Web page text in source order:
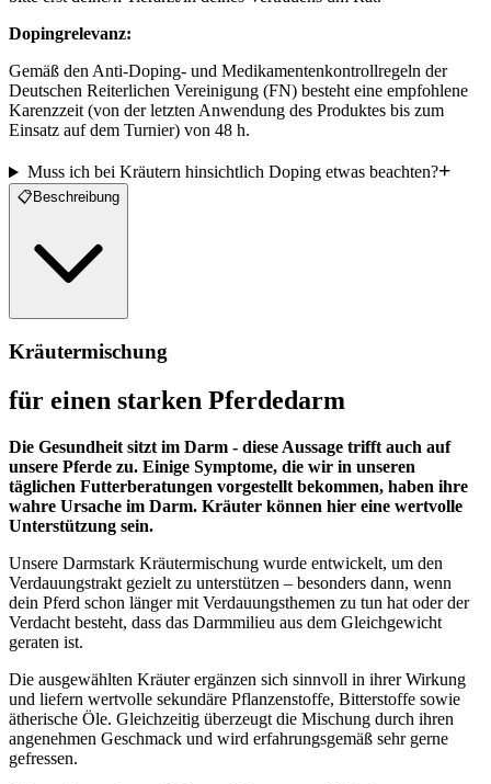
Dopingrelevanz:
Gemäß den Anti-Doping- und Medikamentenkontrollregeln der
Deutschen Reiterlichen Vereinigung (FN) besteht eine empfohlene
Karenzzeit (von der letzten Anwendung des Produktes bis zum
Einsatz auf dem Turnier) von 48 h.
Muss ich bei Kräutern hinsichtlich Doping etwas beachten?
📋 Beschreibung
Kräutermischung
für einen starken Pferdedarm
Die Gesundheit sitzt im Darm - diese Aussage trifft auch auf
unsere Pferde zu. Einige Symptome, die wir in unseren
täglichen Futterberatungen vorgestellt bekommen, haben ihre
wahre Ursache im Darm. Kräuter können hier eine wertvolle
Unterstützung sein.
Unsere Darmstark Kräutermischung wurde entwickelt, um den
Verdauungstrakt gezielt zu unterstützen – besonders dann, wenn
dein Pferd schon länger mit Verdauungsthemen zu tun hat oder der
Verdacht besteht, dass das Darmmilieu aus dem Gleichgewicht
geraten ist.
Die ausgewählten Kräuter ergänzen sich sinnvoll in ihrer Wirkung
und liefern wertvolle sekundäre Pflanzenstoffe, Bitterstoffe sowie
ätherische Öle. Gleichzeitig überzeugt die Mischung durch ihren
angenehmen Geschmack und wird erfahrungsgemäß sehr gerne
gefressen.